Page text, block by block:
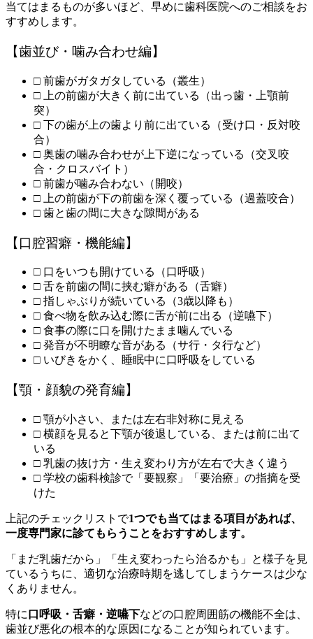
当てはまるものが多いほど、早めに歯科医院へのご相談をお
すすめします。
【歯並び・噛み合わせ編】
□ 前歯がガタガタしている（叢生）
□ 上の前歯が大きく前に出ている（出っ歯・上顎前
突）
□ 下の歯が上の歯より前に出ている（受け口・反対咬
合）
□ 奥歯の噛み合わせが上下逆になっている（交叉咬
合・クロスバイト）
□ 前歯が噛み合わない（開咬）
□ 上の前歯が下の前歯を深く覆っている（過蓋咬合）
□ 歯と歯の間に大きな隙間がある
【口腔習癖・機能編】
□ 口をいつも開けている（口呼吸）
□ 舌を前歯の間に挟む癖がある（舌癖）
□ 指しゃぶりが続いている（3歳以降も）
□ 食べ物を飲み込む際に舌が前に出る（逆嚥下）
□ 食事の際に口を開けたまま噛んでいる
□ 発音が不明瞭な音がある（サ行・タ行など）
□ いびきをかく、睡眠中に口呼吸をしている
【顎・顔貌の発育編】
□ 顎が小さい、または左右非対称に見える
□ 横顔を見ると下顎が後退している、または前に出て
いる
□ 乳歯の抜け方・生え変わり方が左右で大きく違う
□ 学校の歯科検診で「要観察」「要治療」の指摘を受
けた
上記のチェックリストで1つでも当てはまる項目があれば、
一度専門家に診てもらうことをおすすめします。
「まだ乳歯だから」「生え変わったら治るかも」と様子を見
ているうちに、適切な治療時期を逃してしまうケースは少な
くありません。
特に 口呼吸・舌癖・逆嚥下などの口腔周囲筋の機能不全は、
歯並び悪化の根本的な原因になることが知られています。